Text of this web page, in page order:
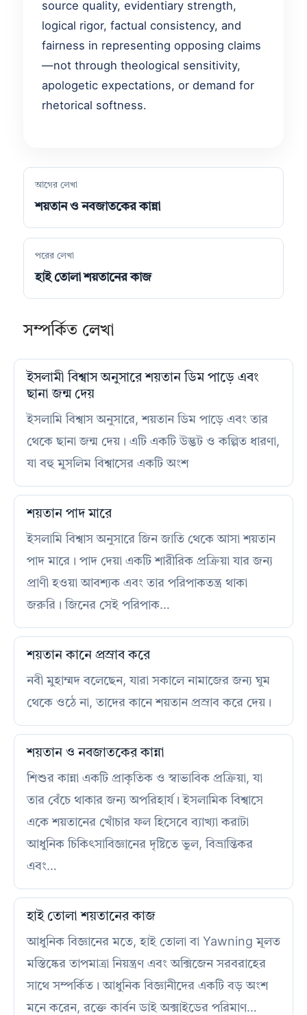
source quality, evidentiary strength,
logical rigor, factual consistency, and
fairness in representing opposing claims
—not through theological sensitivity,
apologetic expectations, or demand for
rhetorical softness.
আগের লেখা
শয়তান ও নবজাতকের কান্না
পরের লেখা
হাই তোলা শয়তানের কাজ
সম্পর্কিত লেখা
ইসলামী বিশ্বাস অনুসারে শয়তান ডিম পাড়ে এবং
ছানা জন্ম দেয়
ইসলামি বিশ্বাস অনুসারে, শয়তান ডিম পাড়ে এবং তার
থেকে ছানা জন্ম দেয়। এটি একটি উদ্ভট ও কল্পিত ধারণা,
যা বহু মুসলিম বিশ্বাসের একটি অংশ
শয়তান পাদ মারে
ইসলামি বিশ্বাস অনুসারে জিন জাতি থেকে আসা শয়তান
পাদ মারে। পাদ দেয়া একটি শারীরিক প্রক্রিয়া যার জন্য
প্রাণী হওয়া আবশ্যক এবং তার পরিপাকতন্ত্র থাকা
জরুরি। জিনের সেই পরিপাক…
শয়তান কানে প্রস্রাব করে
নবী মুহাম্মদ বলেছেন, যারা সকালে নামাজের জন্য ঘুম
থেকে ওঠে না, তাদের কানে শয়তান প্রস্রাব করে দেয়।
শয়তান ও নবজাতকের কান্না
শিশুর কান্না একটি প্রাকৃতিক ও স্বাভাবিক প্রক্রিয়া, যা
তার বেঁচে থাকার জন্য অপরিহার্য। ইসলামিক বিশ্বাসে
একে শয়তানের খোঁচার ফল হিসেবে ব্যাখ্যা করাটা
আধুনিক চিকিৎসাবিজ্ঞানের দৃষ্টিতে ভুল, বিভ্রান্তিকর
এবং…
হাই তোলা শয়তানের কাজ
আধুনিক বিজ্ঞানের মতে, হাই তোলা বা Yawning মূলত
মস্তিষ্কের তাপমাত্রা নিয়ন্ত্রণ এবং অক্সিজেন সরবরাহের
সাথে সম্পর্কিত। আধুনিক বিজ্ঞানীদের একটি বড় অংশ
মনে করেন, রক্তে কার্বন ডাই অক্সাইডের পরিমাণ…